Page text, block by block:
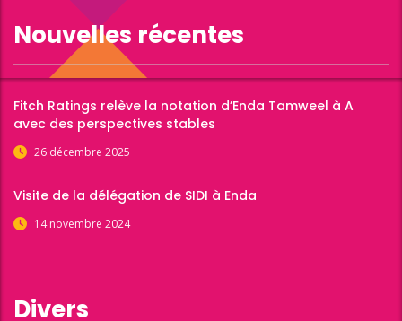
Nouvelles récentes
Fitch Ratings relève la notation d’Enda Tamweel à A
avec des perspectives stables
26 décembre 2025
Visite de la délégation de SIDI à Enda
14 novembre 2024
Divers